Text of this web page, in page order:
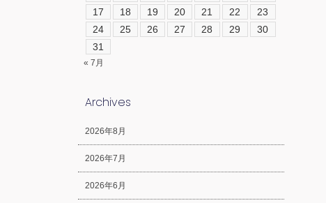
17
18 19 20 21 22
23
24
25 26 27 28 29
30
31
« 7月
Archives
2026年8月
2026年7月
2026年6月